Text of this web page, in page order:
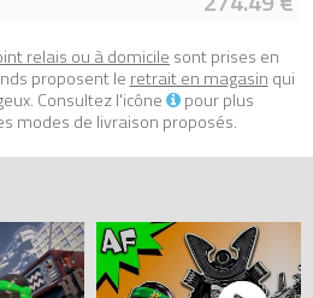
relais ou à domicile sont prises en
proposent le retrait en magasin qui
Consultez l'icône
pour plus
modes de livraison proposés.